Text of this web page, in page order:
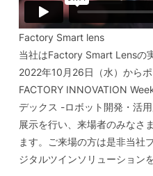
Factory Smart lens
当社はFactory Smart Lensの
2022年10月26日（水）から
FACTORY INNOVATION
デックス -ロボット開発・活
展示を行い、来場者のみなさ
ます。ご来場の方は是非当社
ジタルツインソリューション